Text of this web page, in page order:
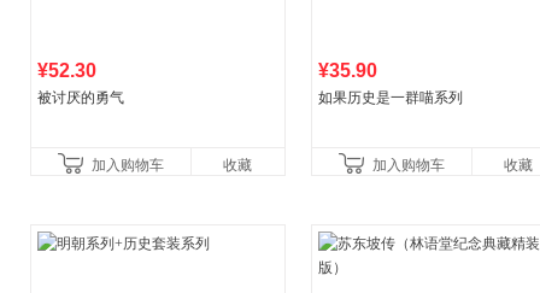
¥52.30
被讨厌的勇气
加入购物车 收藏
¥35.90
如果历史是一群喵系列
加入购物车 收藏